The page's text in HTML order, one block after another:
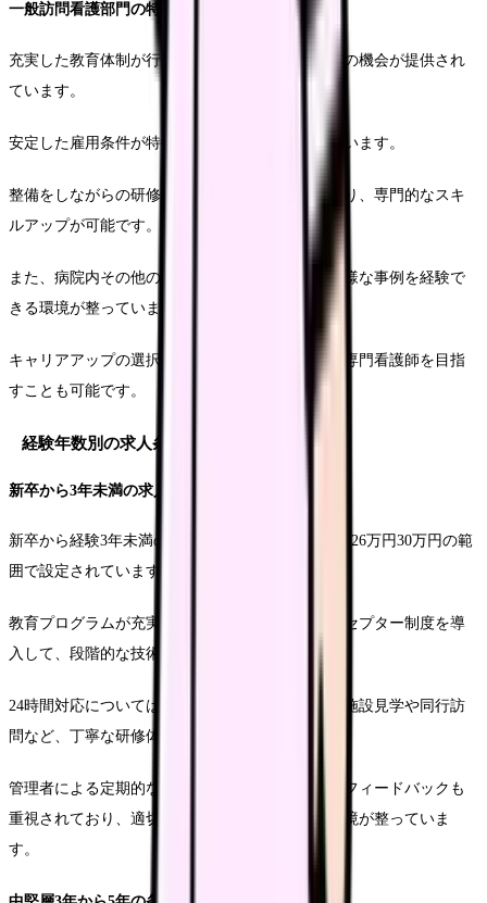
一般訪問看護部門の特色
充実した教育体制が行われており、定期的な研修の機会が提供され
ています。
安定した雇用条件が特徴で、福利厚生も充実しています。
整備をしながらの研修の機会が多数用意されており、専門的なスキ
ルアップが可能です。
また、病院内その他の部門との連携も兼ねて、多様な事例を経験で
きる環境が整っています。
キャリアアップの選択肢も豊富で、認定看護師や専門看護師を目指
すことも可能です。
経験年数別の求人条件
新卒から3年未満の求人特徴
新卒から経験3年未満の看護師に対する基本給は、26万円30万円の範
囲で設定されています。
教育プログラムが充実している施設が多く、プリセプター制度を導
入して、段階的な技術習得をサポートしています。
24時間対応については、夜勤やオンコール対応、施設見学や同行訪
問など、丁寧な研修体制が整えられています。
管理者による定期的な面談や、先輩看護師からのフィードバックも
重視されており、適切なスキルアップが図れる環境が整っていま
す。